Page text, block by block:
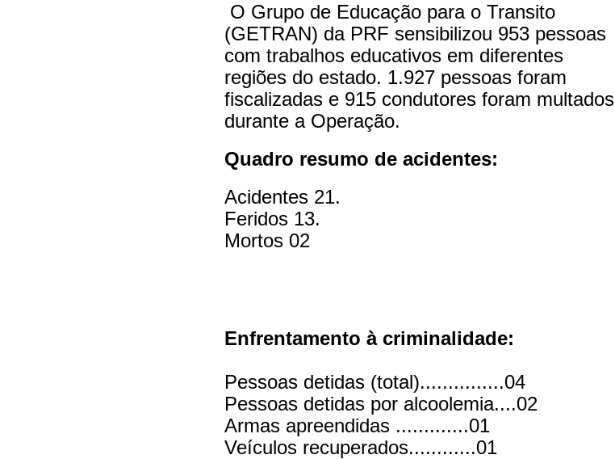
O Grupo de Educação para o Transito
(GETRAN) da PRF sensibilizou 953 pessoas
com trabalhos educativos em diferentes
regiões do estado. 1.927 pessoas foram
fiscalizadas e 915 condutores foram multados
durante a Operação.
Quadro resumo de acidentes:
Acidentes 21.
Feridos 13.
Mortos 02
Enfrentamento à criminalidade:
Pessoas detidas (total)...............04
Pessoas detidas por alcoolemia....02
Armas apreendidas .............01
Veículos recuperados............01